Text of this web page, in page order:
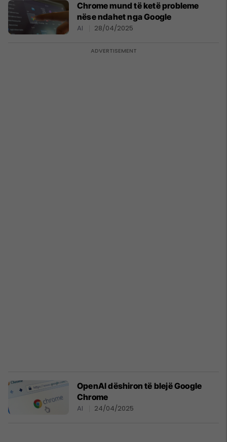
Chrome mund të ketë probleme
nëse ndahet nga Google
AI 28/04/2025
OpenAI dëshiron të blejë Google
Chrome
AI 24/04/2025